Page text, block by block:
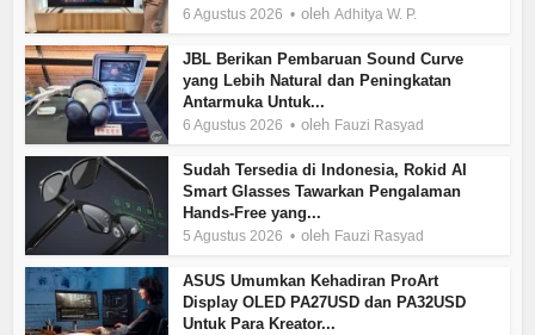
6 Agustus 2026 olehAdhitya W. P.
JBL Berikan Pembaruan Sound Curve
yang Lebih Natural dan Peningkatan
Antarmuka Untuk...
6 Agustus 2026 oleh Fauzi Rasyad
Sudah Tersedia di Indonesia, Rokid AI
Smart Glasses Tawarkan Pengalaman
Hands-Free yang...
5 Agustus 2026 oleh Fauzi Rasyad
ASUS Umumkan Kehadiran ProArt
Display OLED PA27USD dan PA32USD
Untuk Para Kreator...